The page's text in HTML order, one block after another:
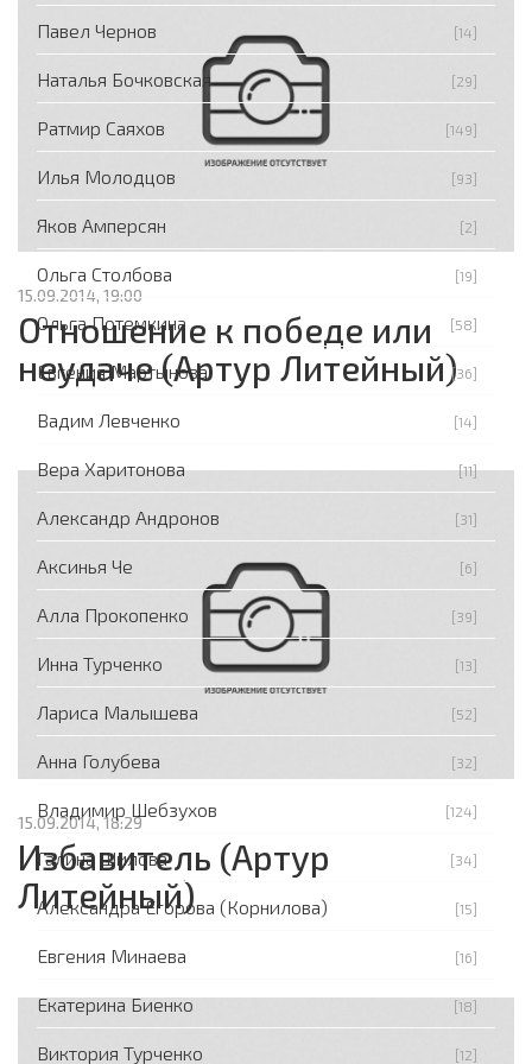
15.09.2014, 19:00
Отношение к победе или
неудаче (Артур Литейный)
15.09.2014, 18:29
Избавитель (Артур
Литейный)
Павел Чернов [14]
Наталья Бочковская [29]
Ратмир Саяхов [149]
Илья Молодцов [93]
Яков Амперсян [2]
Ольга Столбова [19]
Ольга Потемкина [58]
Евгения Мартынова [36]
Вадим Левченко [14]
Вера Харитонова [11]
Александр Андронов [31]
Аксинья Че [6]
Алла Прокопенко [39]
Инна Турченко [13]
Лариса Малышева [52]
Анна Голубева [32]
Владимир Шебзухов [124]
Галина Шилова [34]
Александра Егорова (Корнилова) [15]
Евгения Минаева [16]
Екатерина Биенко [18]
Виктория Турченко [12]